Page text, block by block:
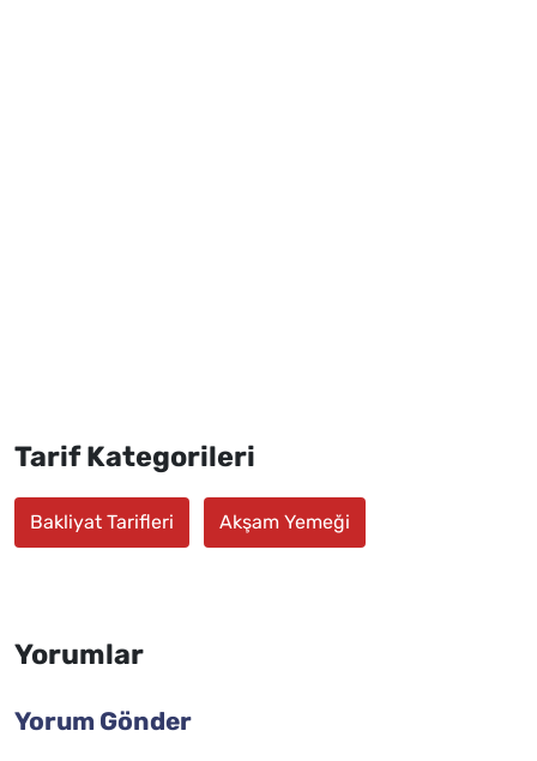
Tarif Kategorileri
Bakliyat Tarifleri Akşam Yemeği
Yorumlar
Yorum Gönder